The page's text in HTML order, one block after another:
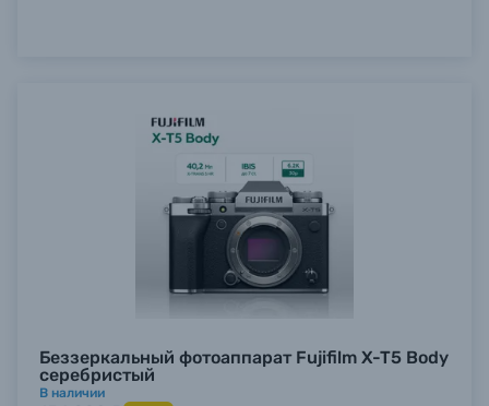
Беззеркальный фотоаппарат Fujifilm X-T5 Body
серебристый
В наличии